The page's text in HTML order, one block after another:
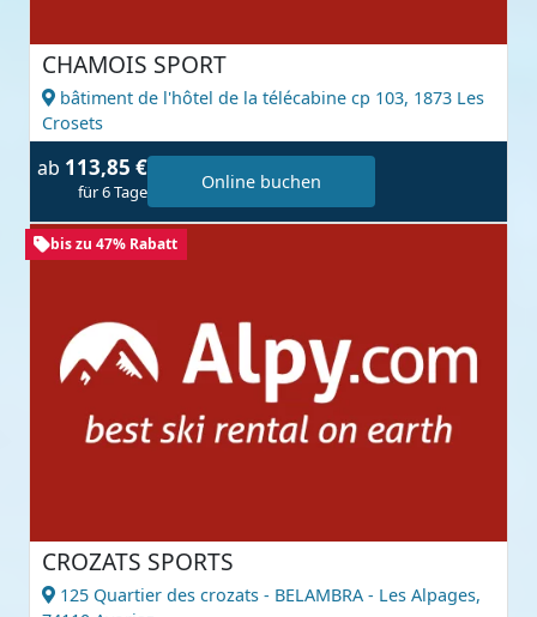
CHAMOIS SPORT
bâtiment de l'hôtel de la télécabine cp 103, 1873 Les
Crosets
ab 113,85 €
für 6 Tage Online buchen
bis zu 47% Rabatt
CROZATS SPORTS
125 Quartier des crozats - BELAMBRA - Les Alpages,